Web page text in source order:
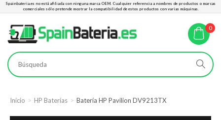
Spainbateria.es no está afiliada con ninguna marca OEM. Cualquier referencia a nombres de productos o marcas
comerciales sólo pretende mostrar la compatibilidad de estos productos con varias máquinas.
0
Inicio HP Baterías Batería HP Pavilion DV9213TX